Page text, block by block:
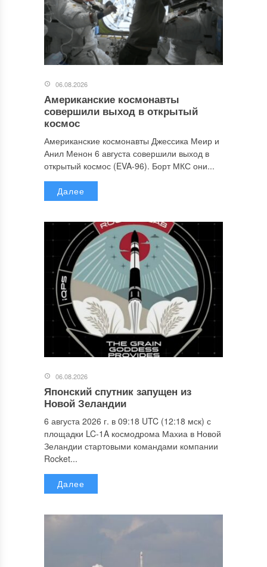
06.08.2026
Американские космонавты
совершили выход в открытый
космос
Американские космонавты Джессика Меир и
Анил Менон 6 августа совершили выход в
открытый космос (EVA-96). Борт МКС они...
Далее
06.08.2026
Японский спутник запущен из
Новой Зеландии
6 августа 2026 г. в 09:18 UTC (12:18 мск) с
площадки LC-1A космодрома Махиа в Новой
Зеландии стартовыми командами компании
Rocket...
Далее